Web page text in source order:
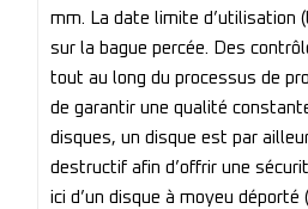
mm. La date limite d’utilisation
sur la bague percée. Des
tout au long du processus de
de garantir une qualité
disques, un disque est par
destructif afin d’offrir une
ici d’un disque à moyeu déporté